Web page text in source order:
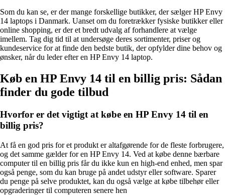
Som du kan se, er der mange forskellige butikker, der sælger HP Envy
14 laptops i Danmark. Uanset om du foretrækker fysiske butikker eller
online shopping, er der et bredt udvalg af forhandlere at vælge
imellem. Tag dig tid til at undersøge deres sortimenter, priser og
kundeservice for at finde den bedste butik, der opfylder dine behov og
ønsker, når du leder efter en HP Envy 14 laptop.
Køb en HP Envy 14 til en billig pris: Sådan
finder du gode tilbud
Hvorfor er det vigtigt at købe en HP Envy 14 til en
billig pris?
At få en god pris for et produkt er altafgørende for de fleste forbrugere,
og det samme gælder for en HP Envy 14. Ved at købe denne bærbare
computer til en billig pris får du ikke kun en high-end enhed, men spar
også penge, som du kan bruge på andet udstyr eller software. Sparer
du penge på selve produktet, kan du også vælge at købe tilbehør eller
opgraderinger til computeren senere hen